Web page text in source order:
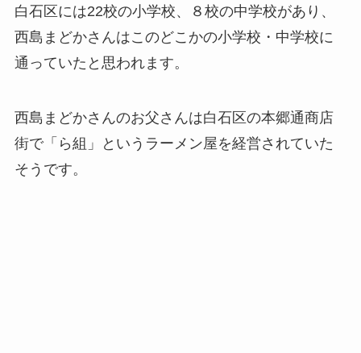
白石区には22校の小学校、８校の中学校があり、
西島まどかさんはこのどこかの小学校・中学校に
通っていたと思われます。
西島まどかさんのお父さんは白石区の本郷通商店
街で「ら組」というラーメン屋を経営されていた
そうです。